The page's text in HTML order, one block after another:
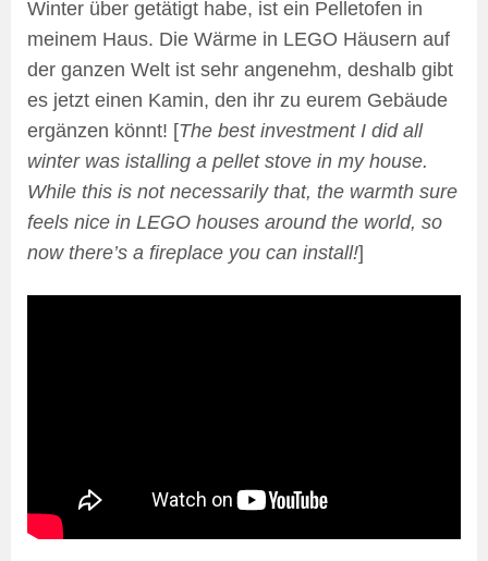
Winter über getätigt habe, ist ein Pelletofen in
meinem Haus. Die Wärme in LEGO Häusern auf
der ganzen Welt ist sehr angenehm, deshalb gibt
es jetzt einen Kamin, den ihr zu eurem Gebäude
ergänzen könnt! [The best investment I did all
winter was istalling a pellet stove in my house.
While this is not necessarily that, the warmth sure
feels nice in LEGO houses around the world, so
now there’s a fireplace you can install!]